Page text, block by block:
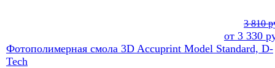
3 810
от 3 330
Фотополимерная смола 3D Accuprint Model Standard, D-
Tech